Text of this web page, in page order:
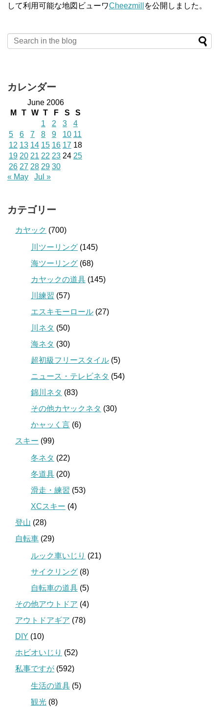
して利用可能な地図ビューワCheezmill を公開しました。
カレンダー
June 2006
M
T W T F S
S
1
2 3
4
5
6 7 8 9 10 11
12 13 14 15 16 17 18
19 20 21 22 23 24 25
26 27 28 29 30
« May
Jul »
カテゴリー
カヤック (700)
川ツーリング (145)
海ツーリング (68)
カヤックの道具 (145)
川練習 (57)
エスキモーロール (27)
川ネタ (50)
海ネタ (30)
超初級フリースタイル (5)
ニュース・テレビネタ (54)
錦川ネタ (83)
その他カヤックネタ (30)
かャッく言 (6)
スキー (99)
冬ネタ (22)
冬道具 (20)
滑走・練習 (53)
XCスキー (4)
登山 (28)
自転車 (29)
ルック車いじり (21)
サイクリング (8)
自転車の道具 (5)
その他アウトドア (4)
アウトドアギア (78)
DIY (10)
ホビオいじり (52)
私事ですが (592)
生活の道具 (5)
観光 (8)